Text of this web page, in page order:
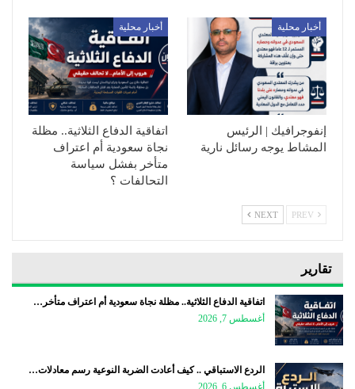
أخبار محلية
إنفوجرافيك | الرئيس
المشاط يوجه رسائل نارية
أخبار محلية
اتفاقية الدفاع الثلاثية.. مظلة
نجاة سعودية أم اعتراف
متأخر بفشل سياسة
التحالفات ؟
NEXT
تقارير
اتفاقية الدفاع الثلاثية.. مظلة نجاة سعودية أم اعتراف متأخر…
أغسطس 7, 2026
الردع الاستباقي .. كيف أعادت الضربة النوعية رسم معادلات…
أغسطس 6, 2026